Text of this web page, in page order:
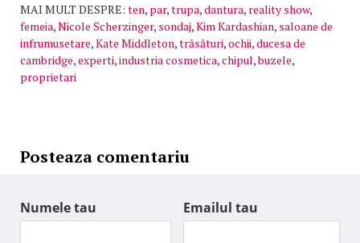
MAI MULT DESPRE: ten, par,trupa,dantura, reality show,
femeia,Nicole Scherzinger, sondaj,Kim Kardashian, saloane de
infrumusetare,Kate Middleton,trăsături,ochii,ducesa de
cambridge,experti,industria cosmetica,chipul,buzele,
proprietari
Posteaza comentariu
Numele tau Emailul tau